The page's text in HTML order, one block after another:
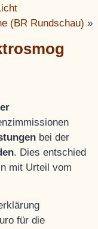
(BR Rundschau) »
bei der
. Dies entschied
mit Urteil vom
für die